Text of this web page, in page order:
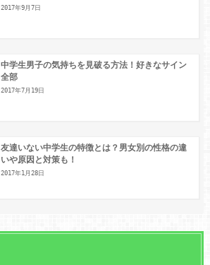
2017年9月7日
中学生男子の気持ちを見破る方法！好きなサイン
全部
2017年7月19日
友達いない中学生の特徴とは？男女別の性格の違
いや原因と対策も！
2017年1月28日